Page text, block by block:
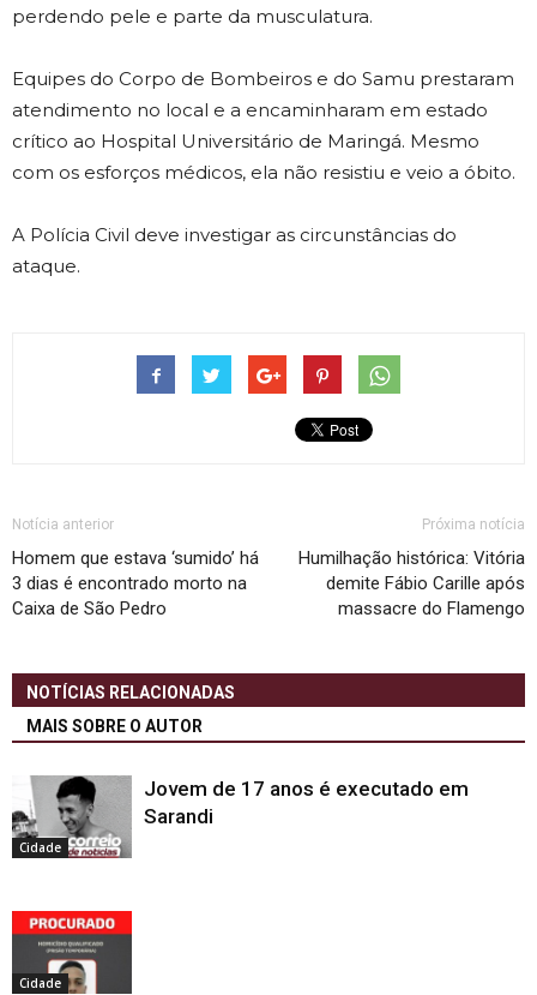
perdendo pele e parte da musculatura.
Equipes do Corpo de Bombeiros e do Samu prestaram
atendimento no local e a encaminharam em estado
crítico ao Hospital Universitário de Maringá. Mesmo
com os esforços médicos, ela não resistiu e veio a óbito.
A Polícia Civil deve investigar as circunstâncias do
ataque.
Notícia anterior
Homem que estava ‘sumido’ há
3 dias é encontrado morto na
Caixa de São Pedro
Próxima notícia
Humilhação histórica: Vitória
demite Fábio Carille após
massacre do Flamengo
NOTÍCIAS RELACIONADAS
MAIS SOBRE O AUTOR
Cidade
Jovem de 17 anos é executado em
Sarandi
Cidade